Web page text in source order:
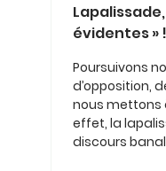
évidentes » !
Poursuivons
d’opposition,
nous mettons
effet, la
discours